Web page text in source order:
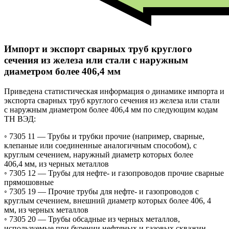
Импорт и экспорт сварных труб круглого
сечения из железа или стали с наружным
диаметром более 406,4 мм
Приведена статистическая информация о динамике импорта и
экспорта сварных труб круглого сечения из железа или стали
с наружным диаметром более 406,4 мм по следующим кодам
ТН ВЭД:
◦ 7305 11 — Трубы и трубки прочие (например, сварные,
клепаные или соединенные аналогичным способом), с
круглым сечением, наружный диаметр которых более
406,4 мм, из черных металлов
◦ 7305 12 — Трубы для нефте- и газопроводов прочие сварные
прямошовные
◦ 7305 19 — Прочие трубы для нефте- и газопроводов с
круглым сечением, внешний диаметр которых более 406, 4
мм, из черных металлов
◦ 7305 20 — Трубы обсадные из черных металлов,